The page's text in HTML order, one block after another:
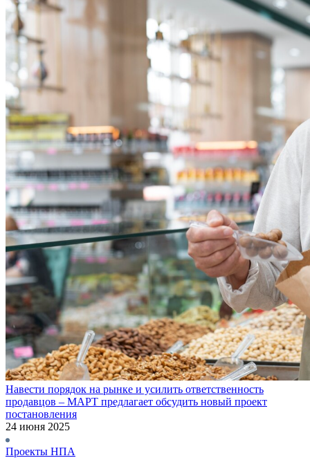
Навести порядок на рынке и усилить ответственность
продавцов – МАРТ предлагает обсудить новый проект
постановления
24 июня 2025
Проекты НПА